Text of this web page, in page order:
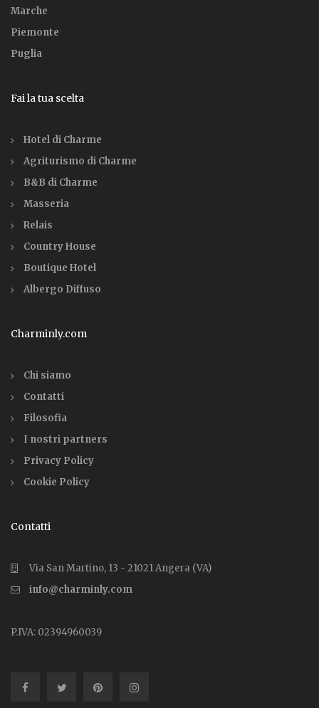
Marche
Piemonte
Puglia
Fai la tua scelta
Hotel di Charme
Agriturismo di Charme
B&B di Charme
Masseria
Relais
Country House
Boutique Hotel
Albergo Diffuso
Charminly.com
Chi siamo
Contatti
Filosofia
I nostri partners
Privacy Policy
Cookie Policy
Contatti
Via San Martino, 13 - 21021 Angera (VA)
info@charminly.com
P.IVA: 02394960039